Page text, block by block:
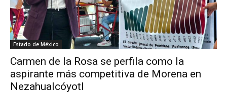
Estado de México
Carmen de la Rosa se perfila como la
aspirante más competitiva de Morena en
Nezahualcóyotl